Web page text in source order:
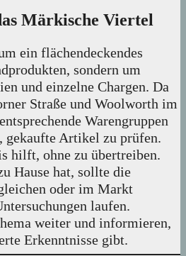
Märkische Viertel
ein flächendeckendes
sondern um
und einzelne Chargen. Da
Straße und Woolworth im
Warengruppen
gekaufte Artikel zu prüfen.
hilft, ohne zu übertreiben.
Hause hat, sollte die
oder im Markt
laufen.
weiter und informieren,
Erkenntnisse gibt.